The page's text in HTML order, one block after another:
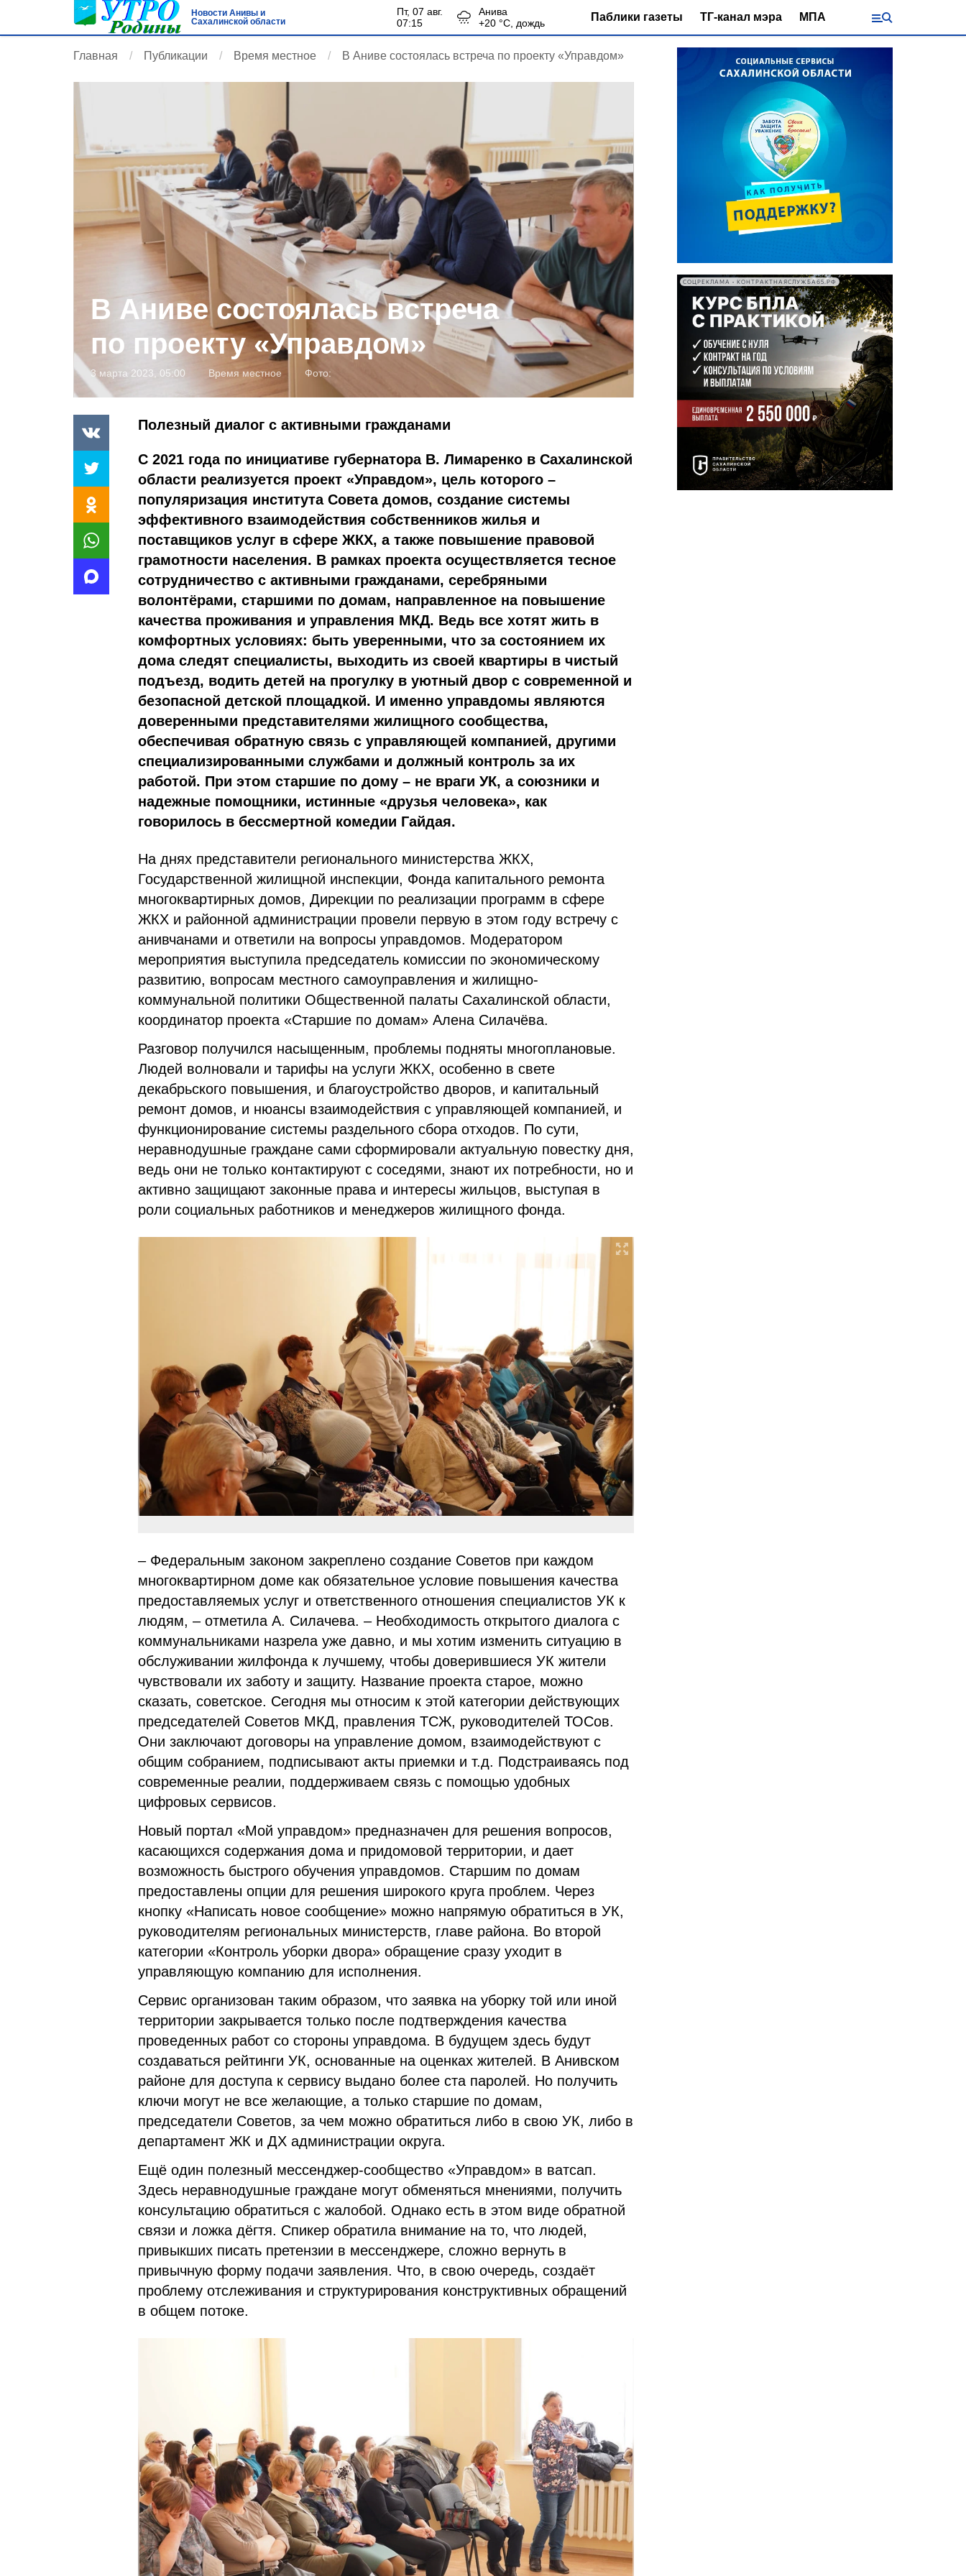
Новости Анивы и
Сахалинской области
пт, 07 авг.
07:15
Анива
+20 °С, дождь Паблики газеты ТГ-канал мэра МПА
Главная Публикации Время местное В Аниве состоялась встреча по проекту «Управдом»
В Аниве состоялась встреча
по проекту «Управдом»
3 марта 2023, 05:00 Время местное Фото:
Полезный диалог с активными гражданами
С 2021 года по инициативе губернатора В. Лимаренко в Сахалинской
области реализуется проект «Управдом», цель которого –
популяризация института Совета домов, создание системы
эффективного взаимодействия собственников жилья и
поставщиков услуг в сфере ЖКХ, а также повышение правовой
грамотности населения. В рамках проекта осуществляется тесное
сотрудничество с активными гражданами, серебряными
волонтёрами, старшими по домам, направленное на повышение
качества проживания и управления МКД. Ведь все хотят жить в
комфортных условиях: быть уверенными, что за состоянием их
дома следят специалисты, выходить из своей квартиры в чистый
подъезд, водить детей на прогулку в уютный двор с современной и
безопасной детской площадкой. И именно управдомы являются
доверенными представителями жилищного сообщества,
обеспечивая обратную связь с управляющей компанией, другими
специализированными службами и должный контроль за их
работой. При этом старшие по дому – не враги УК, а союзники и
надежные помощники, истинные «друзья человека», как
говорилось в бессмертной комедии Гайдая.
На днях представители регионального министерства ЖКХ,
Государственной жилищной инспекции, Фонда капитального ремонта
многоквартирных домов, Дирекции по реализации программ в сфере
ЖКХ и районной администрации провели первую в этом году встречу с
анивчанами и ответили на вопросы управдомов. Модератором
мероприятия выступила председатель комиссии по экономическому
развитию, вопросам местного самоуправления и жилищно-
коммунальной политики Общественной палаты Сахалинской области,
координатор проекта «Старшие по домам» Алена Силачёва.
Разговор получился насыщенным, проблемы подняты многоплановые.
Людей волновали и тарифы на услуги ЖКХ, особенно в свете
декабрьского повышения, и благоустройство дворов, и капитальный
ремонт домов, и нюансы взаимодействия с управляющей компанией, и
функционирование системы раздельного сбора отходов. По сути,
неравнодушные граждане сами сформировали актуальную повестку дня,
ведь они не только контактируют с соседями, знают их потребности, но и
активно защищают законные права и интересы жильцов, выступая в
роли социальных работников и менеджеров жилищного фонда.
– Федеральным законом закреплено создание Советов при каждом
многоквартирном доме как обязательное условие повышения качества
предоставляемых услуг и ответственного отношения специалистов УК к
людям, – отметила А. Силачева. – Необходимость открытого диалога с
коммунальниками назрела уже давно, и мы хотим изменить ситуацию в
обслуживании жилфонда к лучшему, чтобы доверившиеся УК жители
чувствовали их заботу и защиту. Название проекта старое, можно
сказать, советское. Сегодня мы относим к этой категории действующих
председателей Советов МКД, правления ТСЖ, руководителей ТОСов.
Они заключают договоры на управление домом, взаимодействуют с
общим собранием, подписывают акты приемки и т.д. Подстраиваясь под
современные реалии, поддерживаем связь с помощью удобных
цифровых сервисов.
Новый портал «Мой управдом» предназначен для решения вопросов,
касающихся содержания дома и придомовой территории, и дает
возможность быстрого обучения управдомов. Старшим по домам
предоставлены опции для решения широкого круга проблем. Через
кнопку «Написать новое сообщение» можно напрямую обратиться в УК,
руководителям региональных министерств, главе района. Во второй
категории «Контроль уборки двора» обращение сразу уходит в
управляющую компанию для исполнения.
Сервис организован таким образом, что заявка на уборку той или иной
территории закрывается только после подтверждения качества
проведенных работ со стороны управдома. В будущем здесь будут
создаваться рейтинги УК, основанные на оценках жителей. В Анивском
районе для доступа к сервису выдано более ста паролей. Но получить
ключи могут не все желающие, а только старшие по домам,
председатели Советов, за чем можно обратиться либо в свою УК, либо в
департамент ЖК и ДХ администрации округа.
Ещё один полезный мессенджер-сообщество «Управдом» в ватсап.
Здесь неравнодушные граждане могут обменяться мнениями, получить
консультацию обратиться с жалобой. Однако есть в этом виде обратной
связи и ложка дёгтя. Спикер обратила внимание на то, что людей,
привыкших писать претензии в мессенджере, сложно вернуть в
привычную форму подачи заявления. Что, в свою очередь, создаёт
проблему отслеживания и структурирования конструктивных обращений
в общем потоке.
СОЦРЕКЛАМА • КОНТРАКТНАЯСЛУЖБА65.РФ